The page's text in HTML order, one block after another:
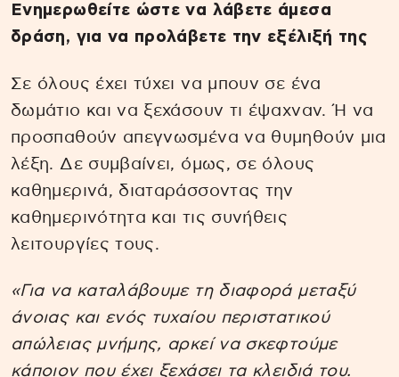
Ενημερωθείτε ώστε να λάβετε άμεσα
δράση, για να προλάβετε την εξέλιξή της
Σε όλους έχει τύχει να μπουν σε ένα
δωμάτιο και να ξεχάσουν τι έψαχναν. Ή να
προσπαθούν απεγνωσμένα να θυμηθούν μια
λέξη. Δε συμβαίνει, όμως, σε όλους
καθημερινά, διαταράσσοντας την
καθημερινότητα και τις συνήθεις
λειτουργίες τους.
«Για να καταλάβουμε τη διαφορά μεταξύ
άνοιας και ενός τυχαίου περιστατικού
απώλειας μνήμης, αρκεί να σκεφτούμε
κάποιον που έχει ξεχάσει τα κλειδιά του.